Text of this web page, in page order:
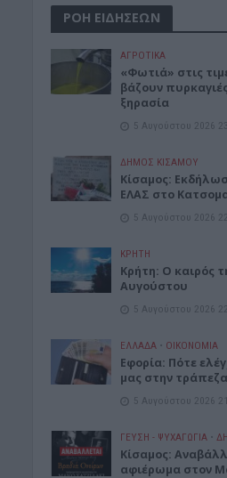
ΡΟΗ ΕΙΔΗΣΕΩΝ
ΑΓΡΟΤΙΚΑ
«Φωτιά» στις
βάζουν
ξηρασία
5 Αυγούστου 2026
ΔΉΜΟΣ ΚΙΣΆΜΟΥ
Κίσαμος:
ΕΛΑΣ στο
5 Αυγούστου 2026
ΚΡΗΤΗ
Κρήτη: Ο καιρός
Αυγούστου
5 Αυγούστου 2026
ΕΛΛΑΔΑ • ΟΙΚΟΝΟΜΙΑ
Εφορία: Πότε
μας στην τράπεζα
5 Αυγούστου 2026
ΓΕΎΣΗ - ΨΥΧΑΓΩΓΊΑ •
Κίσαμος:
αφιέρωμα στον